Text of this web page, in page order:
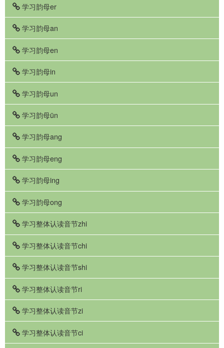
学习韵母er
学习韵母an
学习韵母en
学习韵母in
学习韵母un
学习韵母ün
学习韵母ang
学习韵母eng
学习韵母ing
学习韵母ong
学习整体认读音节zhi
学习整体认读音节chi
学习整体认读音节shi
学习整体认读音节ri
学习整体认读音节zi
学习整体认读音节ci